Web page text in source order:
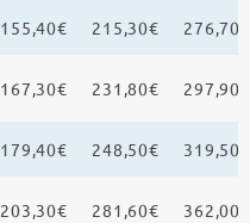
155,40€ 215,30€ 276,70€
167,30€ 231,80€ 297,90€
179,40€ 248,50€ 319,50€
203,30€ 281,60€ 362,00€